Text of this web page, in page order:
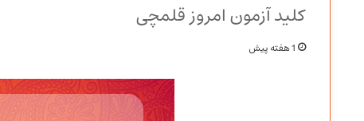
کلید آزمون امروز قلمچی
1 هفته پیش